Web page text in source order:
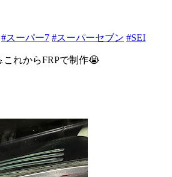
#スーパー7 #スーパーセブン #SEI
これからFRPで制作😭